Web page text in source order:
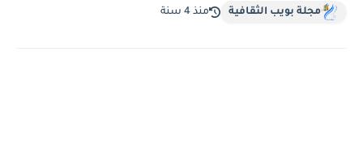
مجلة بويب الثقافية منذ 4 سنة